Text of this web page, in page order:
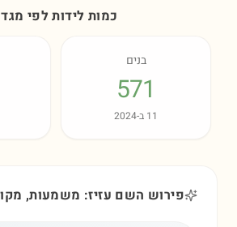
כמות לידות לפי
בנים
571
11 ב-2024
פירוש השם עזיז: משמעות,